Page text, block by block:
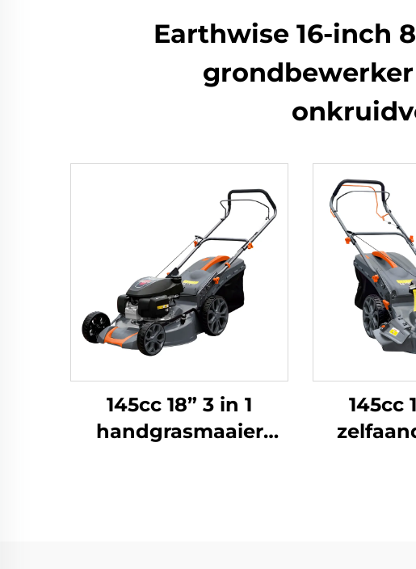
Earthwise 16-inch
145cc 18” 3 in 1
handgrasmaaier
145cc